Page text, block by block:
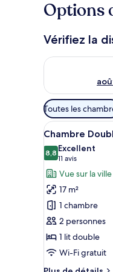
Options
Vérifiez la
Vérifier la
Filtres
disponibles
pour
les
chambres
Toutes les
Afficher
toutes
les
photos
pour
ce
type
de
chambre :
Chambre
Double
6
Chambre
8,88,8 sur 10
Excellent
11 avis
(11 avis)
Vue sur la ville
17 m²
1 chambre
2 personnes
1 lit double
Wi-Fi gratuit